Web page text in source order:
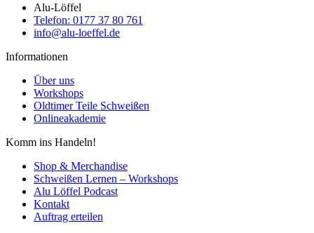
Alu-Löffel
Telefon: 0177 37 80 761
info@alu-loeffel.de
Informationen
Über uns
Workshops
Oldtimer Teile Schweißen
Onlineakademie
Komm ins Handeln!
Shop & Merchandise
Schweißen Lernen – Workshops
Alu Löffel Podcast
Kontakt
Auftrag erteilen